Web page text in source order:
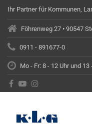
Ihr Partner für Kommunen,
Föhrenweg 27 • 90547
0911 - 891677-0
Mo - Fr: 8 - 12 Uhr und 13